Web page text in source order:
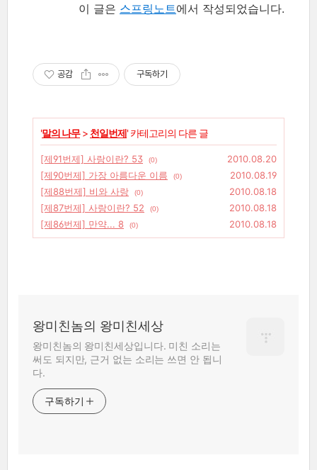
이 글은 스프링노트에서 작성되었습니다.
공감 구독하기
'말의 나무> 천일번제' 카테고리의 다른 글
[제91번제] 사랑이란? 53 (0)
2010.08.20
[제90번제] 가장 아름다운 이름
(0)
2010.08.19
[제88번제] 비와 사랑
(0)
2010.08.18
[제87번제] 사랑이란? 52
(0)
2010.08.18
[제86번제] 만약... 8
(0) 2010.08.18
왕미친놈의 왕미친세상
왕미친놈의 왕미친세상입니다. 미친 소리는
써도 되지만, 근거 없는 소리는 쓰면 안 됩니
다.
구독하기